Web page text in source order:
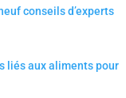
conseils d’experts
liés aux aliments pour